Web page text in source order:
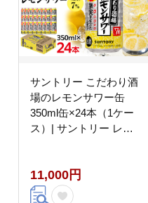
サントリー こだわり酒
場のレモンサワー缶
350ml缶×24本（1ケー
ス）| サントリー レモ
11,000円